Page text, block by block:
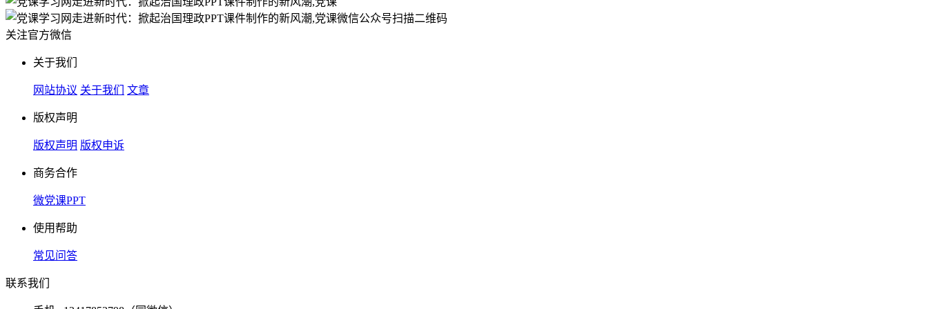
扫描二维码
关注官方微信
关于我们
网站协议 关于我们 文章
版权声明
版权声明 版权申诉
商务合作
微党课PPT
使用帮助
常见问答
联系我们